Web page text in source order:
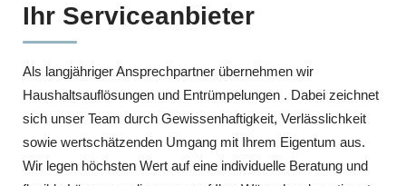
Ihr Serviceanbieter
Als langjähriger Ansprechpartner übernehmen wir
Haushaltsauflösungen und Entrümpelungen . Dabei zeichnet
sich unser Team durch Gewissenhaftigkeit, Verlässlichkeit
sowie wertschätzenden Umgang mit Ihrem Eigentum aus.
Wir legen höchsten Wert auf eine individuelle Beratung und